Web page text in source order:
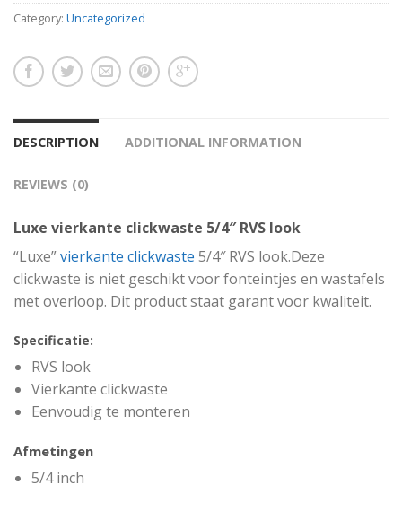
Category: Uncategorized
DESCRIPTION ADDITIONAL INFORMATION
REVIEWS (0)
Luxe vierkante clickwaste 5/4″ RVS look
“Luxe”vierkante clickwaste 5/4″ RVS look.Deze
clickwaste is niet geschikt voor fonteintjes en wastafels
met overloop. Dit product staat garant voor kwaliteit.
Specificatie:
RVS look
Vierkante clickwaste
Eenvoudig te monteren
Afmetingen
5/4 inch